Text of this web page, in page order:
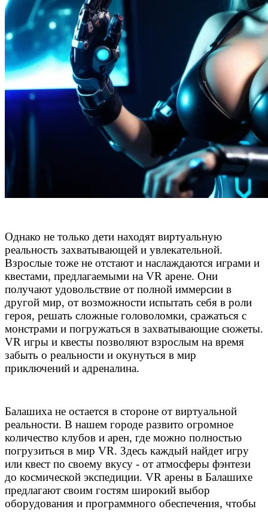
Однако не только дети находят виртуальную
реальность захватывающей и увлекательной.
Взрослые тоже не отстают и наслаждаются играми и
квестами, предлагаемыми на VR арене. Они
получают удовольствие от полной иммерсии в
другой мир, от возможности испытать себя в роли
героя, решать сложные головоломки, сражаться с
монстрами и погружаться в захватывающие сюжеты.
VR игры и квесты позволяют взрослым на время
забыть о реальности и окунуться в мир
приключений и адреналина.
Балашиха не остается в стороне от виртуальной
реальности. В нашем городе развито огромное
количество клубов и арен, где можно полностью
погрузиться в мир VR. Здесь каждый найдет игру
или квест по своему вкусу - от атмосферы фэнтези
до космической экспедиции. VR арены в Балашихе
предлагают своим гостям широкий выбор
оборудования и программного обеспечения, чтобы